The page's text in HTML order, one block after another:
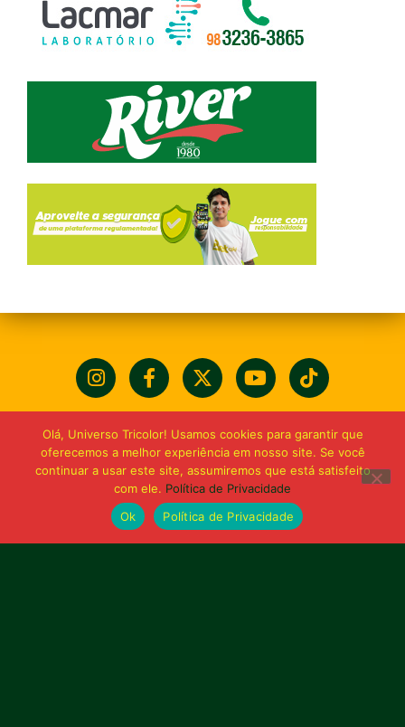
Olá, Universo Tricolor! Usamos cookies para garantir que
oferecemos a melhor experiência em nosso site. Se você
continuar a usar este site, assumiremos que está satisfeito
com ele. Política de Privacidade
Ok
Política de Privacidade